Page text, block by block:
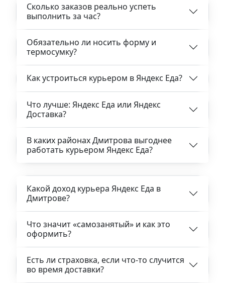
Сколько заказов реально успеть
выполнить за час?
Обязательно ли носить форму и
термосумку?
Как устроиться курьером в Яндекс Еда?
Что лучше: Яндекс Еда или Яндекс
Доставка?
В каких районах Дмитрова выгоднее
работать курьером Яндекс Еда?
Какой доход курьера Яндекс Еда в
Дмитрове?
Что значит «самозанятый» и как это
оформить?
Есть ли страховка, если что-то случится
во время доставки?